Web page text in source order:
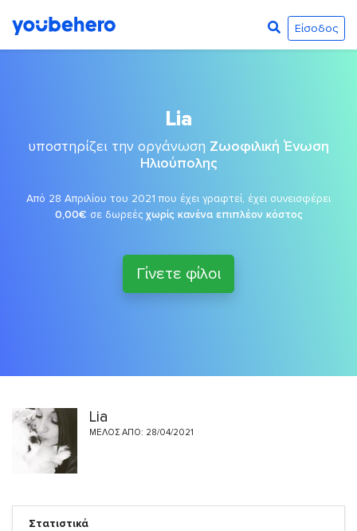
Είσοδος
Lia
υποστηρίζει την οργάνωση Ζωοφιλική Ένωση
Ηλιούπολης
Από 28 Απριλίου του 2021 που έχει γραφτεί, έχει συνεισφέρει
0,00€ σε δωρεές χωρίς κανένα επιπλέον κόστος
Γίνετε φίλοι
Lia
ΜΈΛΟΣ ΑΠΌ: 28/04/2021
Στατιστικά